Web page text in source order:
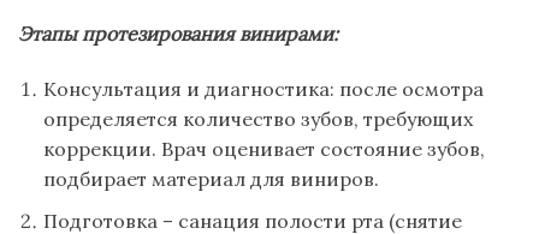
Этапы протезирования винирами:
Консультация и диагностика: после осмотра
определяется количество зубов, требующих
коррекции. Врач оценивает состояние зубов,
подбирает материал для виниров.
Подготовка – санация полости рта (снятие